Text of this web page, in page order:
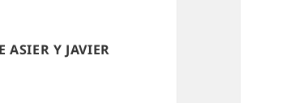
ASIER Y JAVIER